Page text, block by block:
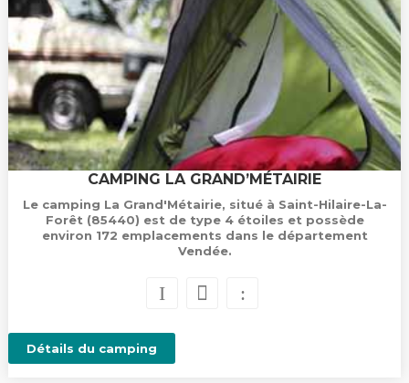
CAMPING LA GRAND’MÉTAIRIE
Le camping La Grand'Métairie, situé à Saint-Hilaire-La-
Forêt (85440) est de type 4 étoiles et possède
environ 172 emplacements dans le département
Vendée.
Détails du camping